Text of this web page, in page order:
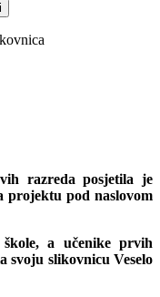
razreda posjetila je
projektu pod naslovom
a učenike prvih
svoju slikovnicu Veselo